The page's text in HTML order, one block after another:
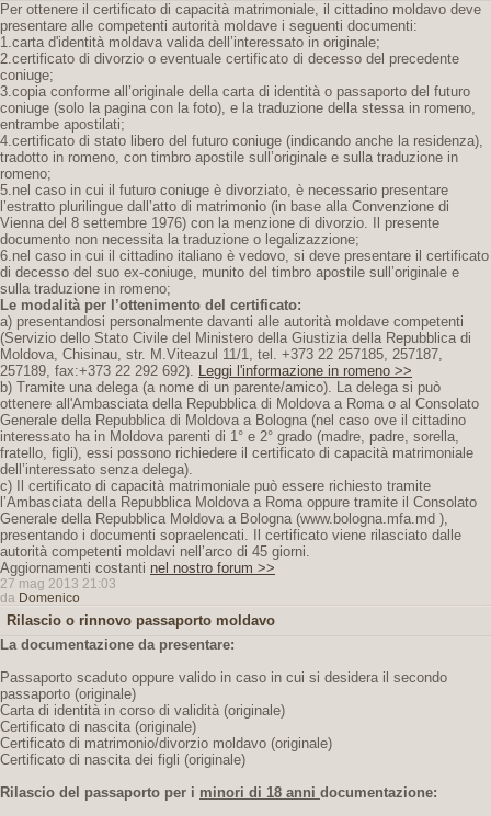
Per ottenere il certificato di capacità matrimoniale, il cittadino moldavo deve
presentare alle competenti autorità moldave i seguenti documenti:
1.carta d'identità moldava valida dell’interessato in originale;
2.certificato di divorzio o eventuale certificato di decesso del precedente
coniuge;
3.copia conforme all’originale della carta di identità o passaporto del futuro
coniuge (solo la pagina con la foto), e la traduzione della stessa in romeno,
entrambe apostilati;
4.certificato di stato libero del futuro coniuge (indicando anche la residenza),
tradotto in romeno, con timbro apostile sull’originale e sulla traduzione in
romeno;
5.nel caso in cui il futuro coniuge è divorziato, è necessario presentare
l’estratto plurilingue dall’atto di matrimonio (in base alla Convenzione di
Vienna del 8 settembre 1976) con la menzione di divorzio. Il presente
documento non necessita la traduzione o legalizazzione;
6.nel caso in cui il cittadino italiano è vedovo, si deve presentare il certificato
di decesso del suo ex-coniuge, munito del timbro apostile sull’originale e
sulla traduzione in romeno;
Le modalità per l’ottenimento del certificato:
a) presentandosi personalmente davanti alle autorità moldave competenti
(Servizio dello Stato Civile del Ministero della Giustizia della Repubblica di
Moldova, Chisinau, str. M.Viteazul 11/1, tel. +373 22 257185, 257187,
257189, fax:+373 22 292 692). Leggi l'informazione in romeno >>
b) Tramite una delega (a nome di un parente/amico). La delega si può
ottenere all'Ambasciata della Repubblica di Moldova a Roma o al Consolato
Generale della Repubblica di Moldova a Bologna (nel caso ove il cittadino
interessato ha in Moldova parenti di 1° e 2° grado (madre, padre, sorella,
fratello, figli), essi possono richiedere il certificato di capacità matrimoniale
dell’interessato senza delega).
c) Il certificato di capacità matrimoniale può essere richiesto tramite
l’Ambasciata della Repubblica Moldova a Roma oppure tramite il Consolato
Generale della Repubblica Moldova a Bologna (www.bologna.mfa.md ),
presentando i documenti sopraelencati. Il certificato viene rilasciato dalle
autorità competenti moldavi nell’arco di 45 giorni.
Aggiornamenti costanti nel nostro forum >>
27 mag 2013 21:03
da Domenico
Rilascio o rinnovo passaporto moldavo
La documentazione da presentare:
Passaporto scaduto oppure valido in caso in cui si desidera il secondo
passaporto (originale)
Carta di identità in corso di validità (originale)
Certificato di nascita (originale)
Certificato di matrimonio/divorzio moldavo (originale)
Certificato di nascita dei figli (originale)
Rilascio del passaporto per i minori di 18 anni documentazione: